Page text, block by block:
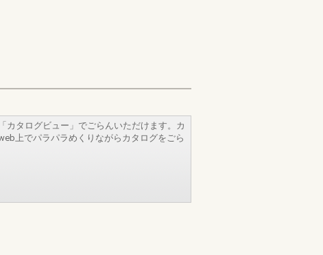
カタログビュー」でごらんいただけます。カ
上でパラパラめくりながらカタログをごら